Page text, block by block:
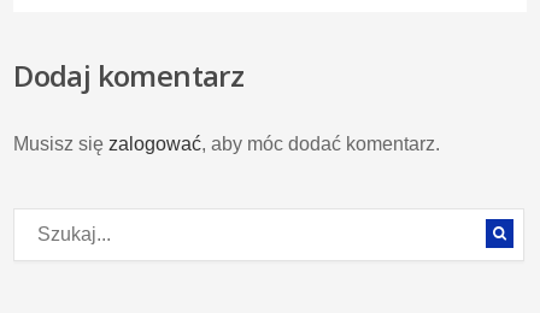
Dodaj komentarz
Musisz się zalogować, aby móc dodać komentarz.